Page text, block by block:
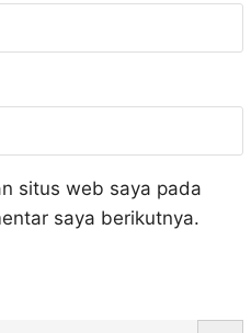
situs web saya pada
saya berikutnya.